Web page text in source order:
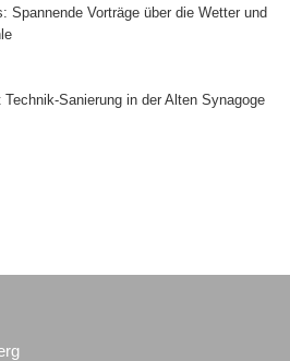
Spannende Vorträge über die Wetter und
Sanierung in der Alten Synagoge